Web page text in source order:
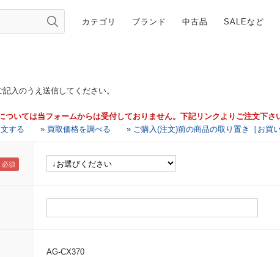
カテゴリ ブランド 中古品 SALEなど
入のうえ送信してください。
いては当フォームからは受付しておりません。下記リンクよりご注文下さ
する » 買取価格を調べる » ご購入(注文)前の商品の取り置き［お買い
AG-CX370